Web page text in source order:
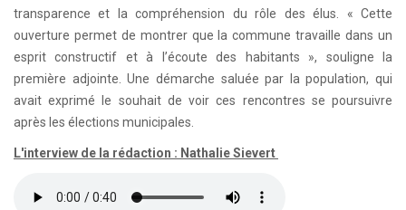
transparence et la compréhension du rôle des élus. « Cette
ouverture permet de montrer que la commune travaille dans un
esprit constructif et à l’écoute des habitants », souligne la
première adjointe. Une démarche saluée par la population, qui
avait exprimé le souhait de voir ces rencontres se poursuivre
après les élections municipales.
L'interview de la rédaction : Nathalie Sievert